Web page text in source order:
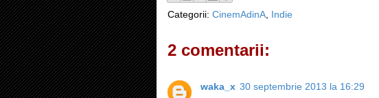
Categorii: CinemAdinA Indie
2 comentarii:
waka_x 30 septembrie 2013 la 16:29